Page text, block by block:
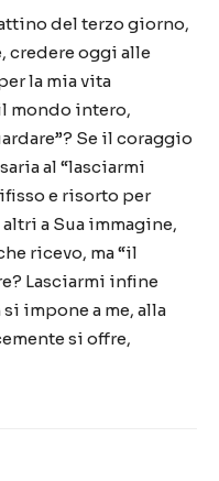
del terzo giorno,
credere oggi alle
la mia vita
mondo intero,
”? Se il coraggio
al “lasciarmi
e risorto per
a Sua immagine,
ricevo, ma“il
Lasciarmi infine
impone a me, alla
si offre,